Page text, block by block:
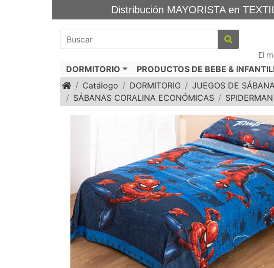
Distribución MAYORISTA en
DORMITORIO PRODUCTOS DE BEBE &
InicioCatálogo DORMITORIO JUEGOS DE
SÁBANAS CORALINA ECONÓMICAS